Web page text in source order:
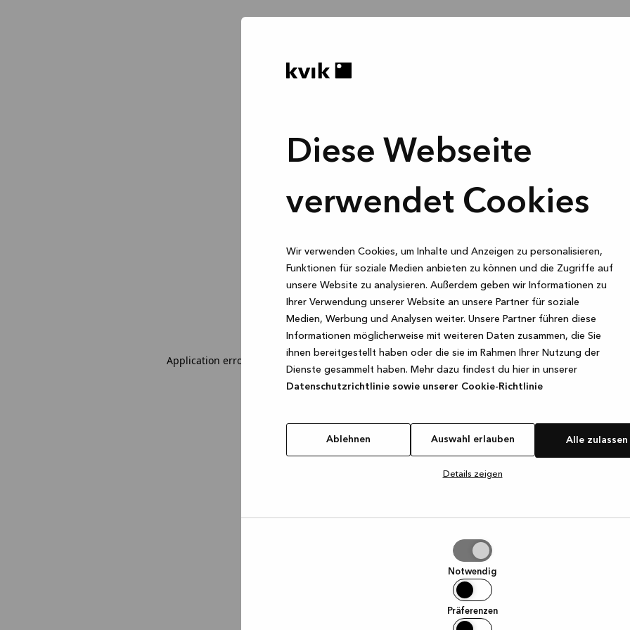
Diese Webseite
verwendet Cookies
Wir verwenden Cookies, um Inhalte und Anzeigen zu personalisieren,
Funktionen für soziale Medien anbieten zu können und die Zugriffe auf
unsere Website zu analysieren. Außerdem geben wir Informationen zu
Ihrer Verwendung unserer Website an unsere Partner für soziale
Medien, Werbung und Analysen weiter. Unsere Partner führen diese
Informationen möglicherweise mit weiteren Daten zusammen, die Sie
ihnen bereitgestellt haben oder die sie im Rahmen Ihrer Nutzung der
Dienste gesammelt haben. Mehr dazu findest du hier in unserer
Datenschutzrichtlinie sowie unserer Cookie-Richtlinie
Ablehnen Auswahl erlauben Alle zulassen
Details zeigen
Notwendig
Präferenzen
Application error: a client-side exception has occurred while loadingwww.kvik.de (see the